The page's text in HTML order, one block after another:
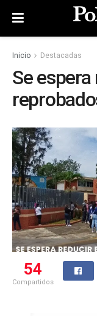
Inicio Destacadas
Se
54
Compartidos